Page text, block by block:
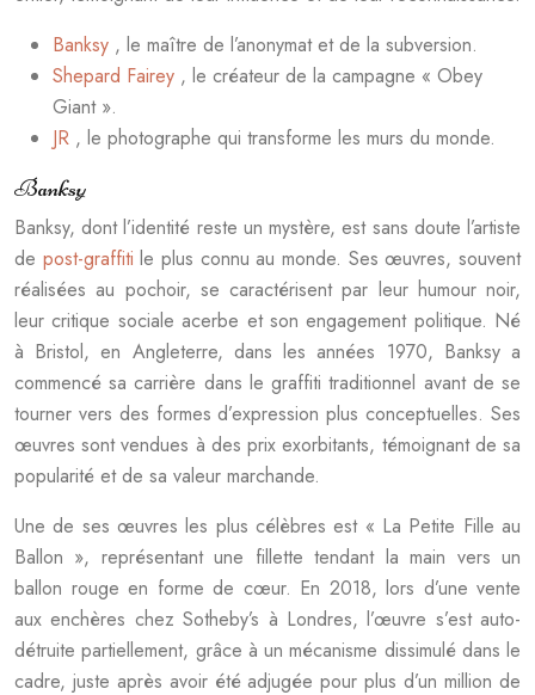
Banksy , le maître de l’anonymat et de la subversion.
Shepard Fairey , le créateur de la campagne « Obey
Giant ».
JR , le photographe qui transforme les murs du monde.
Banksy
Banksy, dont l’identité reste un mystère, est sans doute l’artiste
de post-graffitile plus connu au monde. Ses œuvres, souvent
réalisées au pochoir, se caractérisent par leur humour noir,
leur critique sociale acerbe et son engagement politique. Né
à Bristol, en Angleterre, dans les années 1970, Banksy a
commencé sa carrière dans le graffiti traditionnel avant de se
tourner vers des formes d’expression plus conceptuelles. Ses
œuvres sont vendues à des prix exorbitants, témoignant de sa
popularité et de sa valeur marchande.
Une de ses œuvres les plus célèbres est « La Petite Fille au
Ballon », représentant une fillette tendant la main vers un
ballon rouge en forme de cœur. En 2018, lors d’une vente
aux enchères chez Sotheby’s à Londres, l’œuvre s’est auto-
détruite partiellement, grâce à un mécanisme dissimulé dans le
cadre, juste après avoir été adjugée pour plus d’un million de